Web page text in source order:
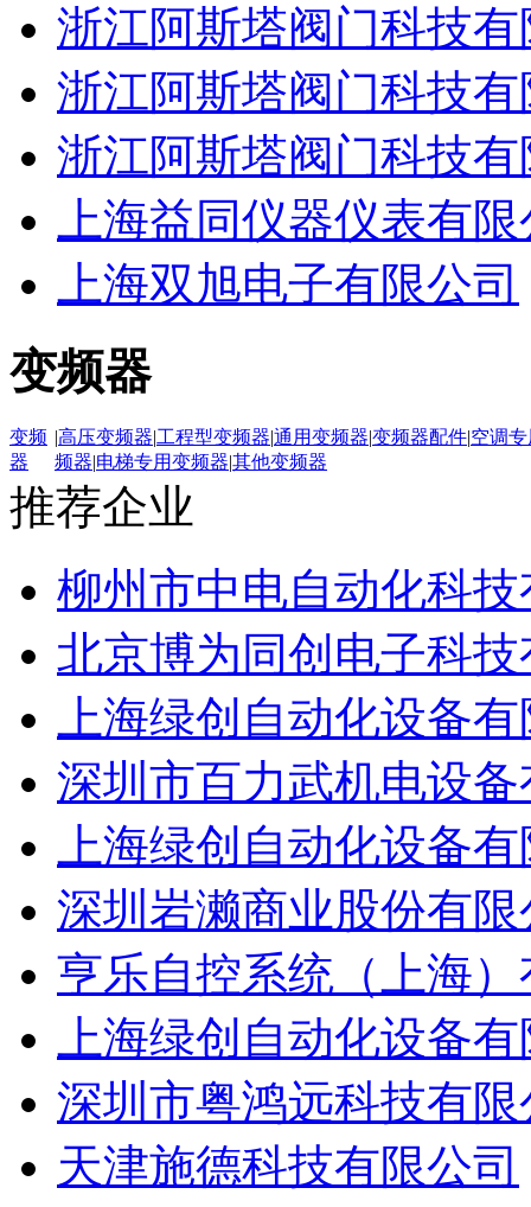
浙江阿斯塔阀门科技
浙江阿斯塔阀门科技
浙江阿斯塔阀门科技
上海益同仪器仪表有
上海双旭电子有限公司
变频器
变频
器
|高压变频器|工程型变频器|通用变频器|变频器配件|空调
频器|电梯专用变频器|其他变频器
推荐企业
柳州市中电自动化科
北京博为同创电子科
上海绿创自动化设备
深圳市百力武机电设
上海绿创自动化设备
深圳岩濑商业股份有限
亨乐自控系统（上海
上海绿创自动化设备
深圳市粤鸿远科技有
天津施德科技有限公司